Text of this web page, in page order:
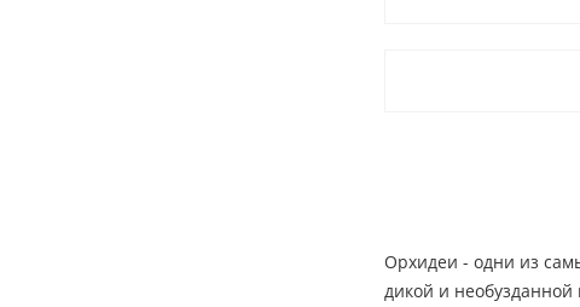
Орхидеи - одни из
дикой и